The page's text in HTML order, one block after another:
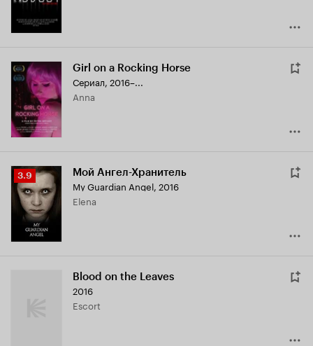
Girl on a Rocking Horse
Сериал, 2016–...
Anna
Рейтинг
Кинопоиска
3.9
3.9 Мой Ангел-Хранитель
My Guardian Angel, 2016
Elena
Blood on the Leaves
2016
Escort